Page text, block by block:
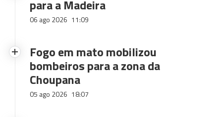
para a Madeira
06 ago 2026 11:09
Fogo em mato mobilizou
bombeiros para a zona da
Choupana
05 ago 2026 18:07